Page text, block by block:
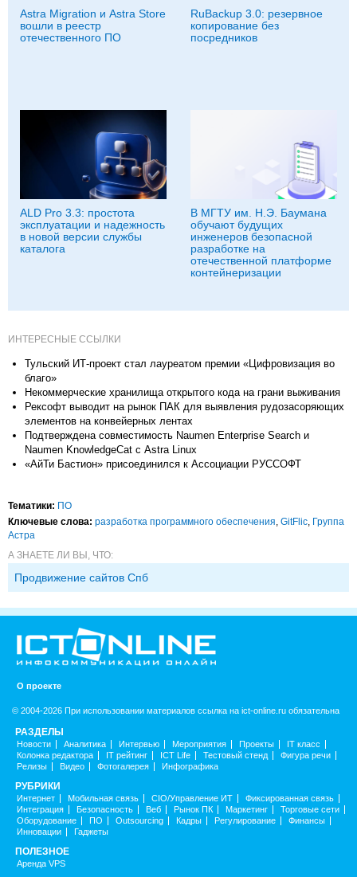
Astra Migration и Astra Store
вошли в реестр
отечественного ПО
RuBackup 3.0: резервное
копирование без
посредников
ALD Pro 3.3: простота
эксплуатации и надежность
в новой версии службы
каталога
В МГТУ им. Н.Э. Баумана
обучают будущих
инженеров безопасной
разработке на
отечественной платформе
контейнеризации
ИНТЕРЕСНЫЕ ССЫЛКИ
Тульский ИТ-проект стал лауреатом премии «Цифровизация во
благо»
Некоммерческие хранилища открытого кода на грани выживания
Рексофт выводит на рынок ПАК для выявления рудозасоряющих
элементов на конвейерных лентах
Подтверждена совместимость Naumen Enterprise Search и
Naumen KnowledgeCat с Astra Linux
«АйТи Бастион» присоединился к Ассоциации РУССОФТ
Тематики: ПО
Ключевые слова: разработка программного обеспечения GitFlic Группа
Астра
А ЗНАЕТЕ ЛИ ВЫ, ЧТО:
Продвижение сайтов Спб
О проекте
© 2004-2026 При использовании материалов ссылка на ict-online.ru обязательна
РАЗДЕЛЫ
Новости Аналитика Интервью Мероприятия Проекты
IT класс
Колонка редактора
IT рейтинг ICT Life Тестовый стенд
Фигура речи
Релизы
Видео Фотогалерея Инфографика
РУБРИКИ
Интернет Мобильная связь CIO/Управление ИТ
Фиксированная связь
Интеграция
Безопасность Веб Рынок ПК Маркетинг
Торговые сети
Оборудование
ПО Outsourcing Кадры Регулирование
Финансы
Инновации
Гаджеты
ПОЛЕЗНОЕ
Аренда VPS